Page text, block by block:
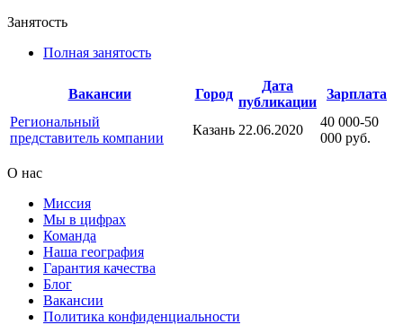
Занятость
Полная занятость
Вакансии Город
Дата
публикации
Зарплата
Региональный
представитель компании
Казань 22.06.2020
40 000-50
000 руб.
О нас
Миссия
Мы в цифрах
Команда
Наша география
Гарантия качества
Блог
Вакансии
Политика конфиденциальности